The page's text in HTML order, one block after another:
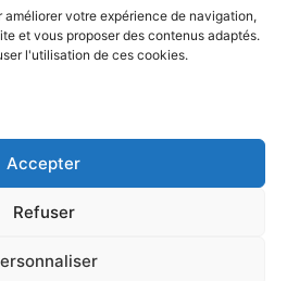
améliorer votre expérience de navigation,
et vous proposer des contenus adaptés.
l'utilisation de ces cookies.
Accepter
Refuser
OFSP
: 84 01 01924 01 auprès
Rhône Alpes, Ne vaut pas
de l’État.
réservés –Mentions Légales